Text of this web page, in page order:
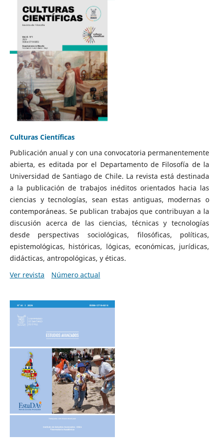
Culturas Científicas
Publicación anual y con una convocatoria permanentemente
abierta, es editada por el Departamento de Filosofía de la
Universidad de Santiago de Chile. La revista está destinada
a la publicación de trabajos inéditos orientados hacia las
ciencias y tecnologías, sean estas antiguas, modernas o
contemporáneas. Se publican trabajos que contribuyan a la
discusión acerca de las ciencias, técnicas y tecnologías
desde perspectivas sociológicas, filosóficas, políticas,
epistemológicas, históricas, lógicas, económicas, jurídicas,
didácticas, antropológicas, y éticas.
Ver revista
Número actual